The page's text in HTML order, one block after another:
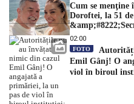
Cum se menţine
Doroftei, la 51
dezvăluit
02:00
FOTO
Emil Gânj! O
viol în biroul